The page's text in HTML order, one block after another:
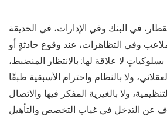
في البنك وفي الإدارات، في الحديقة
وفي التظاهرات، عند وقوع حادثةٍ أو
لا علاقة لها: بالانتظار المنضبط،
ولا بالنظام واحترام الأسبقية طبقًا
ولا بالغيرية المفكر فيها والاتصال
عن التدخل في غياب التخصص والتأهيل